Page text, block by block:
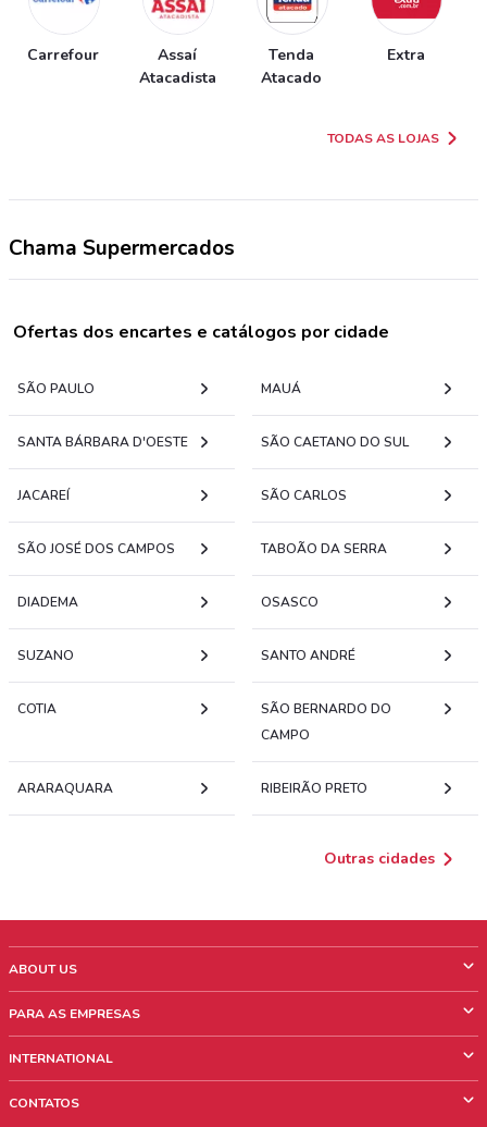
Carrefour
Assaí
Atacadista
Tenda
Atacado
Extra
TODAS AS LOJAS
Chama Supermercados
Ofertas dos encartes e catálogos por cidade
SÃO PAULO MAUÁ
SANTA BÁRBARA D'OESTE SÃO CAETANO DO SUL
JACAREÍ SÃO CARLOS
SÃO JOSÉ DOS CAMPOS TABOÃO DA SERRA
DIADEMA OSASCO
SUZANO SANTO ANDRÉ
COTIA
SÃO BERNARDO DO
CAMPO
ARARAQUARA RIBEIRÃO PRETO
Outras cidades
ABOUT US
Quem Somos
Trabalhe conosco
PARA AS EMPRESAS
Informações comerciais
INTERNATIONAL
CONTATOS